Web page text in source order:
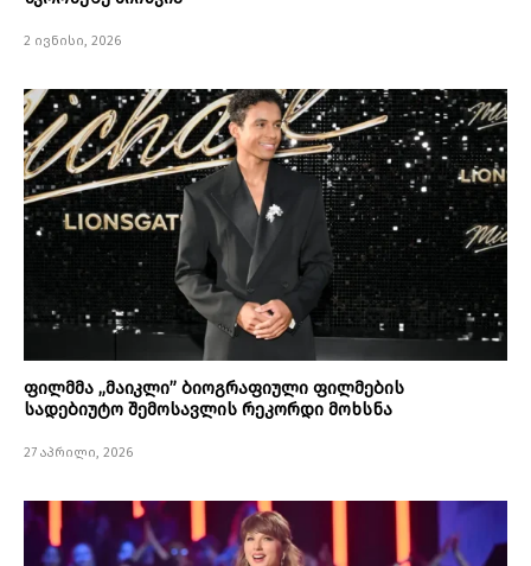
2 ივნისი, 2026
ფილმმა „მაიკლი” ბიოგრაფიული ფილმების
სადებიუტო შემოსავლის რეკორდი მოხსნა
27 აპრილი, 2026